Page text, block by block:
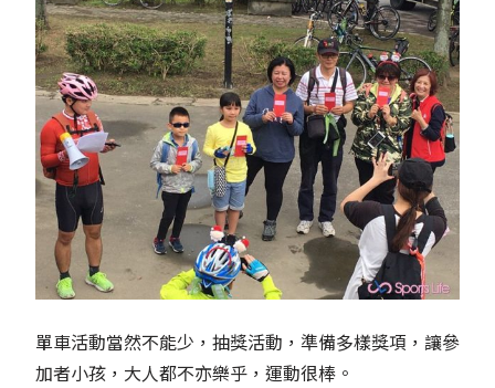
單車活動當然不能少，抽獎活動，準備多樣獎項，讓參
加者小孩，大人都不亦樂乎，運動很棒。